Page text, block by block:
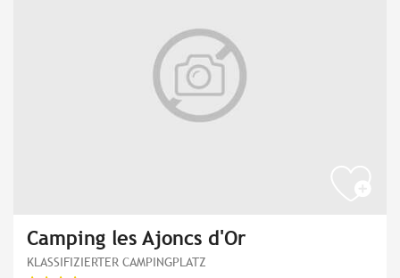
Camping les Ajoncs d'Or
KLASSIFIZIERTER CAMPINGPLATZ